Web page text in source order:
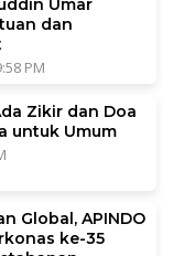
Umar
dan
PM
Zikir dan Doa
untuk Umum
Global, APINDO
ke-35